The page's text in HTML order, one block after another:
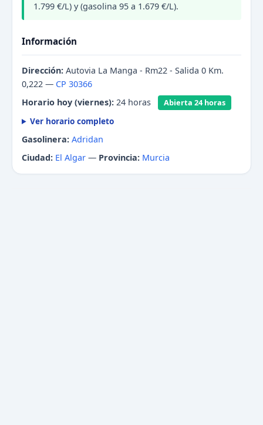
1.799 €/L) y (gasolina 95 a 1.679 €/L).
Información
Dirección: Autovia La Manga - Rm22 - Salida 0 Km.
0,222 — CP 30366
Horario hoy (viernes): 24 horas Abierta 24 horas
Ver horario completo
Gasolinera: Adridan
Ciudad: El Algar — Provincia: Murcia